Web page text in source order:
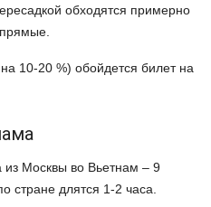
обходятся примерно
10-20 %) обойдется билет на
из Москвы во Вьетнам – 9
стране длятся 1-2 часа.